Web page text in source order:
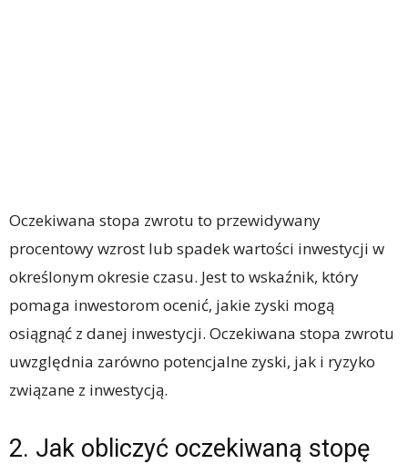
Oczekiwana stopa zwrotu to przewidywany
procentowy wzrost lub spadek wartości inwestycji w
określonym okresie czasu. Jest to wskaźnik, który
pomaga inwestorom ocenić, jakie zyski mogą
osiągnąć z danej inwestycji. Oczekiwana stopa zwrotu
uwzględnia zarówno potencjalne zyski, jak i ryzyko
związane z inwestycją.
2. Jak obliczyć oczekiwaną stopę